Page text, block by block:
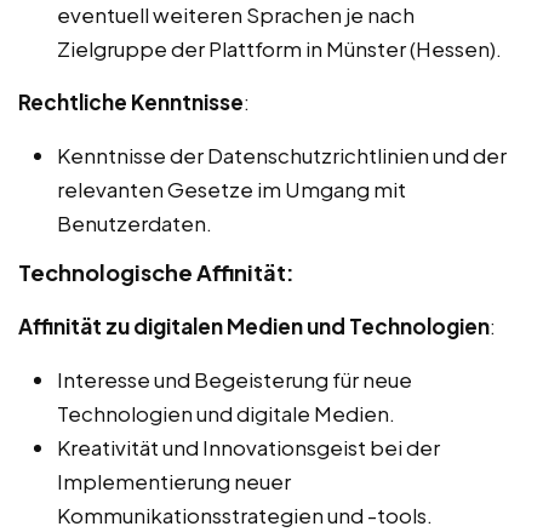
eventuell weiteren Sprachen je nach
Zielgruppe der Plattform in Münster (Hessen).
Rechtliche Kenntnisse:
Kenntnisse der Datenschutzrichtlinien und der
relevanten Gesetze im Umgang mit
Benutzerdaten.
Technologische Affinität:
Affinität zu digitalen Medien und Technologien:
Interesse und Begeisterung für neue
Technologien und digitale Medien.
Kreativität und Innovationsgeist bei der
Implementierung neuer
Kommunikationsstrategien und -tools.